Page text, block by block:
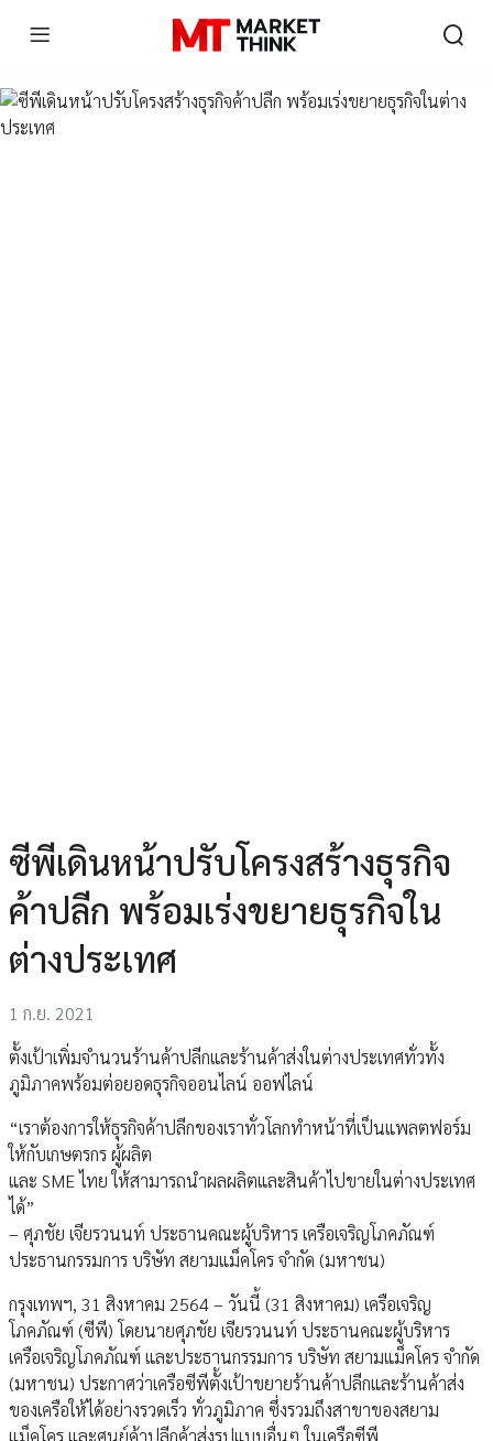
ซีพีเดินหน้าปรับโครงสร้างธุรกิจ
ค้าปลีก พร้อมเร่งขยายธุรกิจใน
ต่างประเทศ
1 ก.ย. 2021
ตั้งเป้าเพิ่มจำนวนร้านค้าปลีกและร้านค้าส่งในต่างประเทศทั่วทั้ง
ภูมิภาคพร้อมต่อยอดธุรกิจออนไลน์ ออฟไลน์
“เราต้องการให้ธุรกิจค้าปลีกของเราทั่วโลกทำหน้าที่เป็นแพลตฟอร์ม
ให้กับเกษตรกร ผู้ผลิต
และ SME ไทย ให้สามารถนำผลผลิตและสินค้าไปขายในต่างประเทศ
ได้”
– ศุภชัย เจียรวนนท์ ประธานคณะผู้บริหาร เครือเจริญโภคภัณฑ์
ประธานกรรมการ บริษัท สยามแม็คโคร จำกัด (มหาชน)
กรุงเทพฯ, 31 สิงหาคม 2564 – วันนี้ (31 สิงหาคม) เครือเจริญ
โภคภัณฑ์ (ซีพี) โดยนายศุภชัย เจียรวนนท์ ประธานคณะผู้บริหาร
เครือเจริญโภคภัณฑ์ และประธานกรรมการ บริษัท สยามแม็คโคร จำกัด
(มหาชน) ประกาศว่าเครือซีพีตั้งเป้าขยายร้านค้าปลีกและร้านค้าส่ง
ของเครือให้ได้อย่างรวดเร็ว ทั่วภูมิภาค ซึ่งรวมถึงสาขาของสยาม
แม็คโคร และศูนย์ค้าปลีกค้าส่งรูปแบบอื่นๆ ในเครือซีพี